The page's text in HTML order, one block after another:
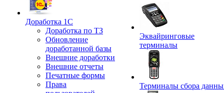
Доработка 1С
Доработка по ТЗ
Обновление
доработанной базы
Внешние доработки
Внешние отчеты
Печатные формы
Права
Эквайринговые
терминалы
Терминалы сбора